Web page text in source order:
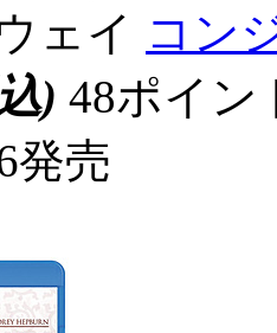
ェイ コン
) 48ポイ
発売